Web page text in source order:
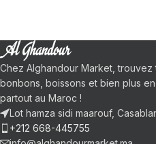
Chez Alghandour Market, trouvez
bonbons, boissons et bien plus
partout au Maroc !
Lot hamza sidi maarouf,
+212 668-445755